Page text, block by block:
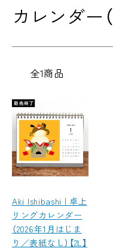
カレンダー
全1商品
Aki Ishibashi | 卓上
リングカレンダー
（2026年1月はじま
り／表紙なし）【2L】